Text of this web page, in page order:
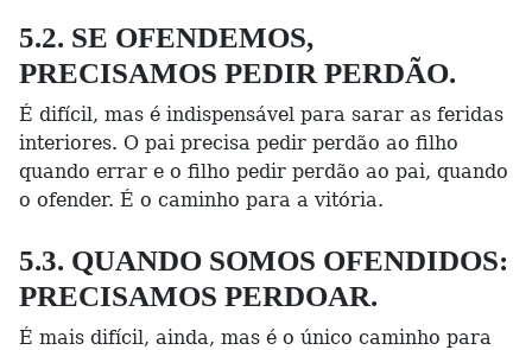
5.2. SE OFENDEMOS,
PRECISAMOS PEDIR PERDÃO.
É difícil, mas é indispensável para sarar as feridas
interiores. O pai precisa pedir perdão ao filho
quando errar e o filho pedir perdão ao pai, quando
o ofender. É o caminho para a vitória.
5.3. QUANDO SOMOS OFENDIDOS:
PRECISAMOS PERDOAR.
É mais difícil, ainda, mas é o único caminho para